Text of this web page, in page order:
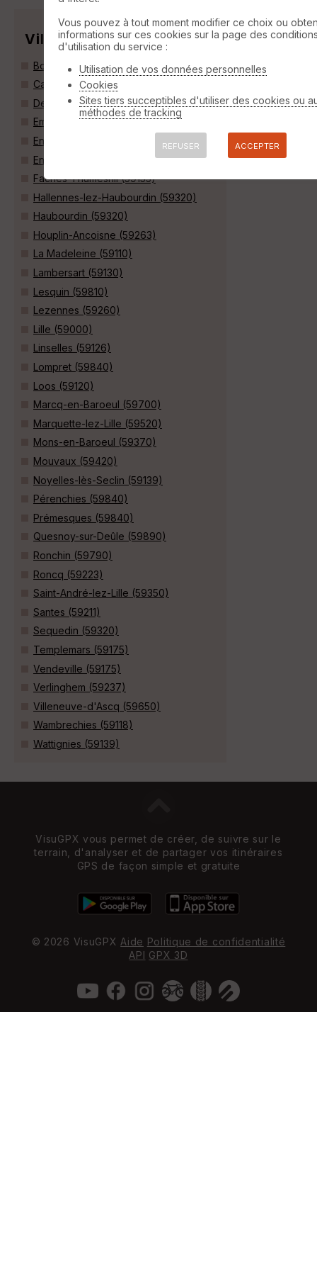
Villes
Bondues (59910)
Capinghem (59160)
Deûlémont (59890)
Emmerin (59320)
Englos (59320)
Ennetières-en-Weppes (59320)
Faches-Thumesnil (59155)
Hallennes-lez-Haubourdin (59320)
Haubourdin (59320)
Houplin-Ancoisne (59263)
La Madeleine (59110)
Lambersart (59130)
Lesquin (59810)
Lezennes (59260)
Lille (59000)
Linselles (59126)
Lompret (59840)
Loos (59120)
Marcq-en-Baroeul (59700)
Marquette-lez-Lille (59520)
Mons-en-Baroeul (59370)
Mouvaux (59420)
Noyelles-lès-Seclin (59139)
Pérenchies (59840)
Prémesques (59840)
Quesnoy-sur-Deûle (59890)
Ronchin (59790)
Roncq (59223)
Saint-André-lez-Lille (59350)
Santes (59211)
Sequedin (59320)
Templemars (59175)
Vendeville (59175)
Verlinghem (59237)
Villeneuve-d'Ascq (59650)
Wambrechies (59118)
Wattignies (59139)
VisuGPX vous permet de créer, de suivre sur le
terrain, d'analyser et de partager vos itinéraires
GPS de façon simple et gratuite
© 2026 VisuGPX Aide Politique de confidentialité
API GPX 3D
Vous pouvez à tout moment modifier ce choix ou
informations sur ces cookies sur la page des
d'utilisation du service :
Utilisation de vos données personnelles
Cookies
Sites tiers succeptibles d'utiliser des cookies ou
méthodes de tracking
REFUSER ACCEPTER